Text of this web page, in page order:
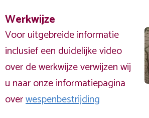
Werkwijze
Voor uitgebreide informatie
inclusief een duidelijke video
over de werkwijze verwijzen wij
u naar onze informatiepagina
overwespenbestrijding